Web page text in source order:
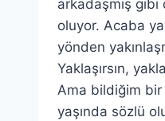
arkadaşmış
oluyor. Acaba
yönden
Yaklaşırsın,
Ama bildiğim bir
yaşında sözlü